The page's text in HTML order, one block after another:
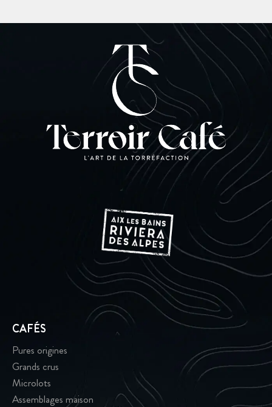
CAFÉS
Pures origines
Grands crus
Microlots
Assemblages maison